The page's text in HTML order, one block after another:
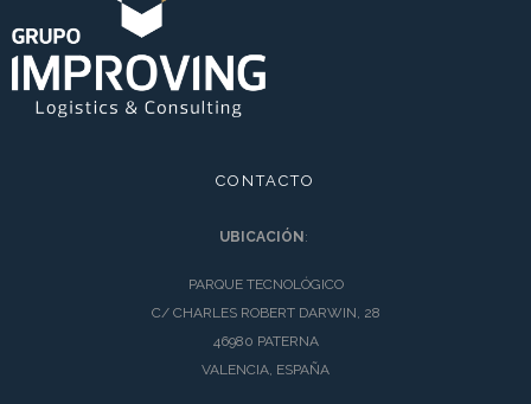
CONTACTO
UBICACIÓN :
PARQUE TECNOLÓGICO
C/ CHARLES ROBERT DARWIN, 28
46980 PATERNA
VALENCIA, ESPAÑA